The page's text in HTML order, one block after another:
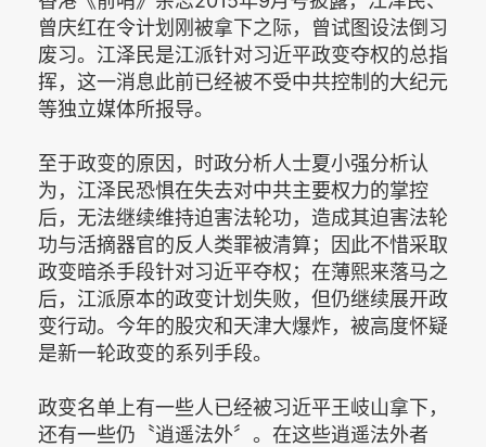
曾庆红在令计划刚被拿下之际，曾试图设法倒习
废习。江泽民是江派针对习近平政变夺权的总指
挥，这一消息此前已经被不受中共控制的大纪元
等独立媒体所报导。
至于政变的原因，时政分析人士夏小强分析认
为，江泽民恐惧在失去对中共主要权力的掌控
后，无法继续维持迫害法轮功，造成其迫害法轮
功与活摘器官的反人类罪被清算；因此不惜采取
政变暗杀手段针对习近平夺权；在薄熙来落马之
后，江派原本的政变计划失败，但仍继续展开政
变行动。今年的股灾和天津大爆炸，被高度怀疑
是新一轮政变的系列手段。
政变名单上有一些人已经被习近平王岐山拿下，
还有一些仍〝逍遥法外〞。在这些逍遥法外者